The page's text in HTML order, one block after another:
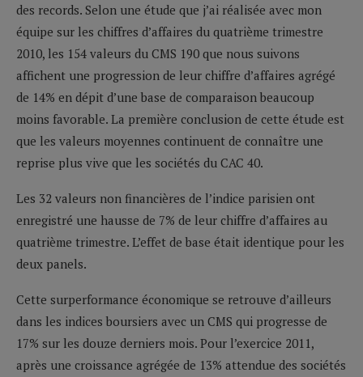
des records. Selon une étude que j’ai réalisée avec mon
équipe sur les chiffres d’affaires du quatrième trimestre
2010, les 154 valeurs du CMS 190 que nous suivons
affichent une progression de leur chiffre d’affaires agrégé
de 14% en dépit d’une base de comparaison beaucoup
moins favorable. La première conclusion de cette étude est
que les valeurs moyennes continuent de connaître une
reprise plus vive que les sociétés du CAC 40.
Les 32 valeurs non financières de l’indice parisien ont
enregistré une hausse de 7% de leur chiffre d’affaires au
quatrième trimestre. L’effet de base était identique pour les
deux panels.
Cette surperformance économique se retrouve d’ailleurs
dans les indices boursiers avec un CMS qui progresse de
17% sur les douze derniers mois. Pour l’exercice 2011,
après une croissance agrégée de 13% attendue des sociétés